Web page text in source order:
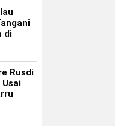
di
Rusdi